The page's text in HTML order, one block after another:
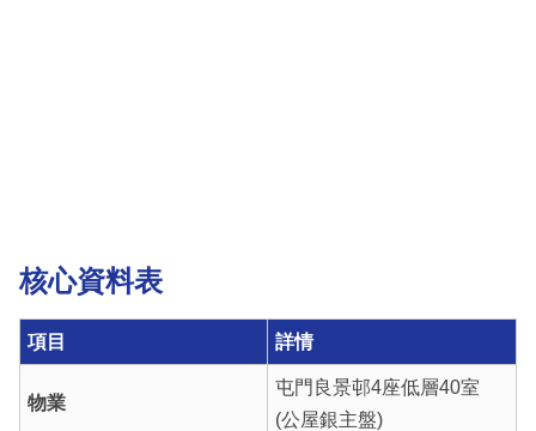
核心資料表
項目 詳情
物業
屯門良景邨4座低層40室
(公屋銀主盤)